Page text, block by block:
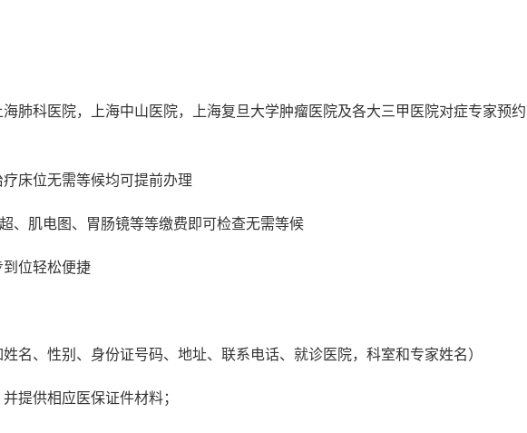
肺科医院，上海中山医院，上海复旦大学肿瘤医院及各大三甲医院对症专家预约
床位无需等候均可提前办理
、肌电图、胃肠镜等等缴费即可检查无需等候
位轻松便捷
名、性别、身份证号码、地址、联系电话、就诊医院，科室和专家姓名）
提供相应医保证件材料；